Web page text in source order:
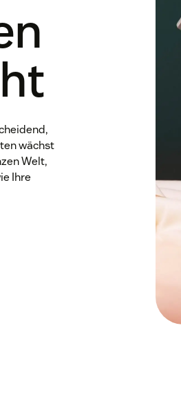
wächst
Welt,
Ihre